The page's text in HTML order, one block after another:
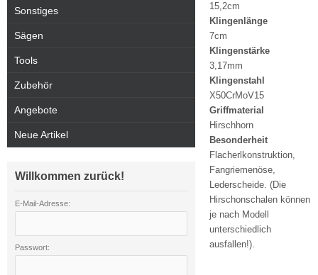
15,2cm
Klingenlänge
7cm
Klingenstärke
3,17mm
Klingenstahl
X50CrMoV15
Griffmaterial
Hirschhorn
Besonderheit
Flacherlkonstruktion,
Fangriemenöse,
Lederscheide. (Die
Hirschonschalen können
je nach Modell
unterschiedlich
ausfallen!).
Sonstiges
Sägen
Tools
Zubehör
Angebote
Neue Artikel
Willkommen zurück!
E-Mail-Adresse:
Passwort: